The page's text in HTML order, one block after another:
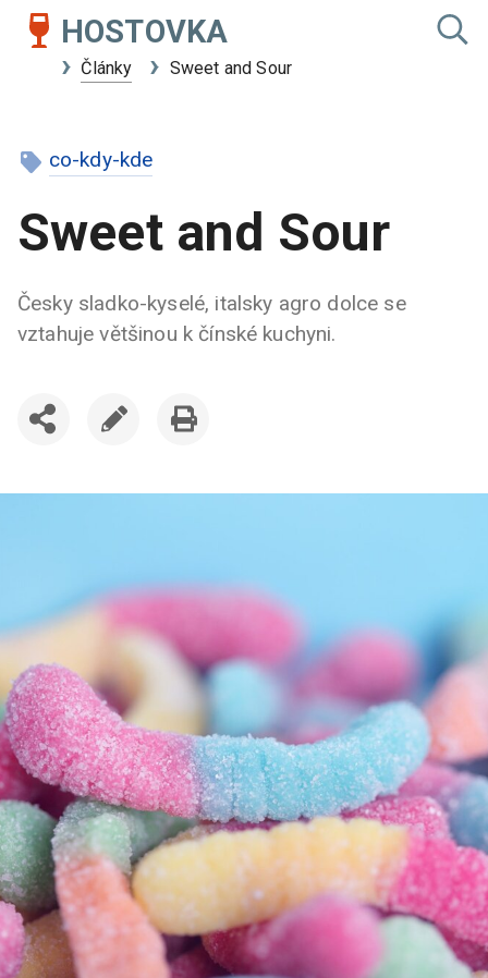
HOSTOVKA
Články Sweet and Sour
co-kdy-kde
Sweet and Sour
Česky sladko-kyselé, italsky agro dolce se
vztahuje většinou k čínské kuchyni.